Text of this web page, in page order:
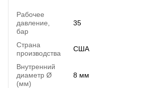
Рабочее
давление,
бар
35
Страна
производства
США
Внутренний
диаметр Ø
(мм)
8 мм